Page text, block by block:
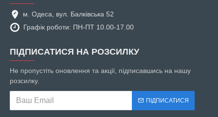
м. Одеса, вул. Балківська 52
Графік роботи: ПН-ПТ 10.00-17.00
ПІДПИСАТИСЯ НА РОЗСИЛКУ
Не пропустіть оновлення та акції, підписавшись на нашу
розсилку.
ПІДПИСАТИСЯ